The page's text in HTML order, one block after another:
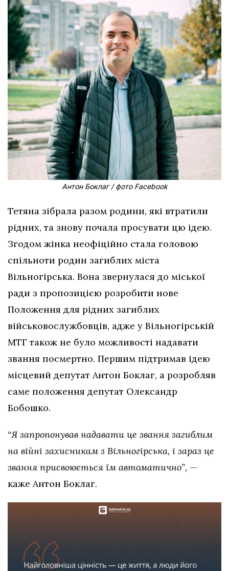
Антон Боклаг / фото Facebook
Тетяна зібрала разом родини, які втратили
рідних, та знову почала просувати цю ідею.
Згодом жінка неофіційно стала головою
спільноти родин загиблих міста
Вільногірська. Вона звернулася до міської
ради з пропозицією розробити нове
Положення для рідних загиблих
військовослужбовців, адже у Вільногірській
МТГ також не було можливості надавати
звання посмертно. Першим підтримав ідею
місцевий депутат Антон Боклаг, а розробляв
саме положення депутат Олександр
Бобошко.
“Я запропонував надавати це звання загиблим
на війні захисникам з Вільногірська, і зараз це
звання присвоюється їм автоматично”, —
каже Антон Боклаг.